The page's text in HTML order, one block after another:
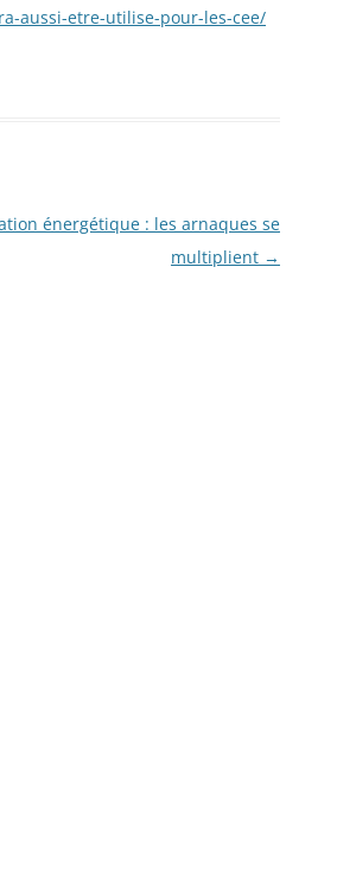
aussi-etre-utilise-pour-les-cee/
énergétique : les arnaques se
multiplient →